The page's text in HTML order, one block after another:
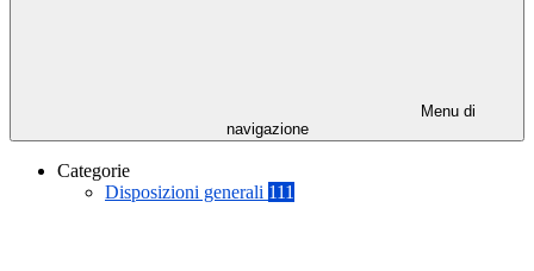
Menu di
navigazione
Categorie
Disposizioni generali 111